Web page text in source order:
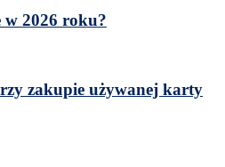
w 2026 roku?
zakupie używanej karty